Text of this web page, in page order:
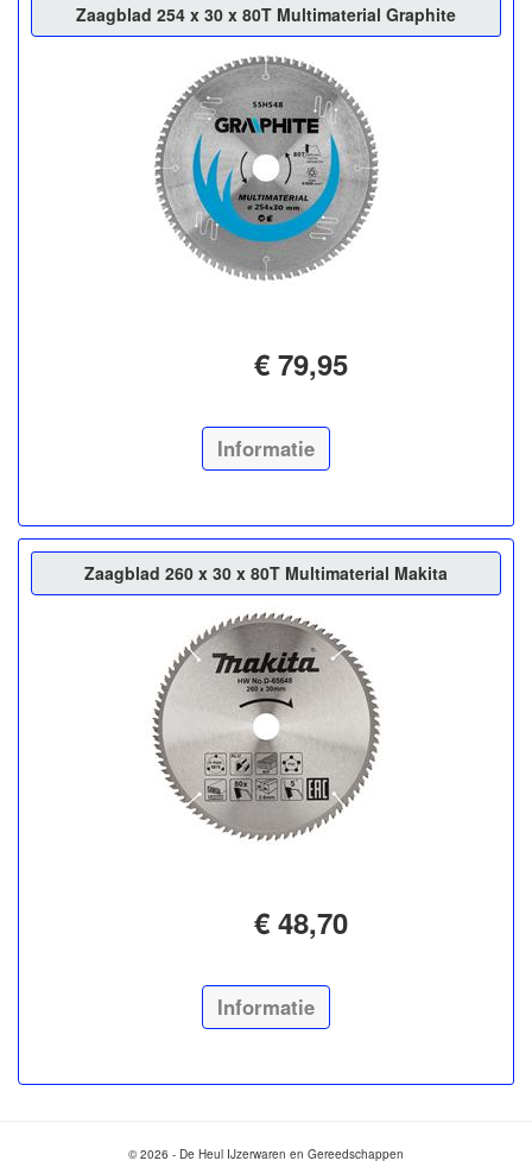
Zaagblad 254 x 30 x 80T Multimaterial Graphite
€ 79,95
Informatie
Zaagblad 260 x 30 x 80T Multimaterial Makita
€ 48,70
Informatie
© 2026 - De Heul IJzerwaren en Gereedschappen